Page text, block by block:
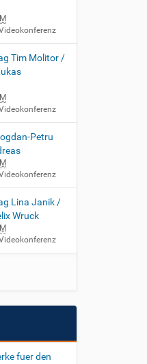
Tim Molitor /
Petru
Lina Janik /
Wruck
fuer den